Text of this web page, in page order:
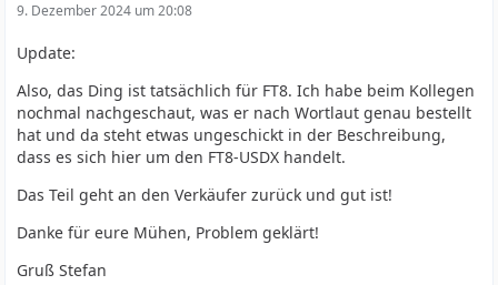
9. Dezember 2024 um 20:08
Update:
Also, das Ding ist tatsächlich für FT8. Ich habe beim Kollegen
nochmal nachgeschaut, was er nach Wortlaut genau bestellt
hat und da steht etwas ungeschickt in der Beschreibung,
dass es sich hier um den FT8-USDX handelt.
Das Teil geht an den Verkäufer zurück und gut ist!
Danke für eure Mühen, Problem geklärt!
Gruß Stefan